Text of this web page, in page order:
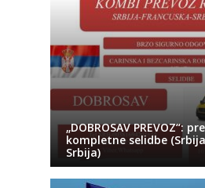
„DOBROSAV PREVOZ“:
kompletne selidbe
Srbija)